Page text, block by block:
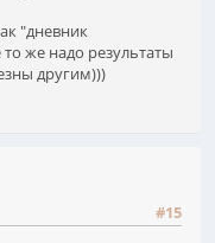
"дневник
же надо результаты
другим)))
#15